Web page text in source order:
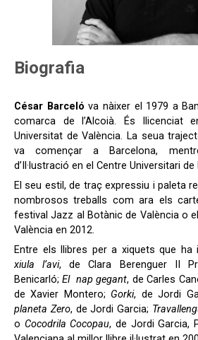
Biografia
César Barceló va nàixer el 1979 a
comarca de l’Alcoià. És llicenciat
Universitat de València. La seua
va començar a Barcelona,
d’Il·lustració en el Centre Universitari
El seu estil, de traç expressiu i paleta
nombrosos treballs com ara els
festival Jazz al Botànic de València o
València en 2012.
Entre els llibres per a xiquets que ha
xiula l’avi, de Clara Berenguer II
Benicarló;Elnap gegant, de Carles
de Xavier Montero;Gorki, de Jordi
planeta Zero, de Jordi Garcia;
o Cocodrila Cocopau, de Jordi Garcia,